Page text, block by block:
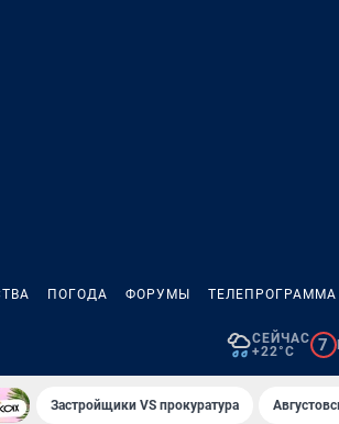
ПОГОДА ФОРУМЫ ТЕЛЕПРОГРАММА
СЕЙЧАС
+22°C
7
Застройщики VS прокуратура